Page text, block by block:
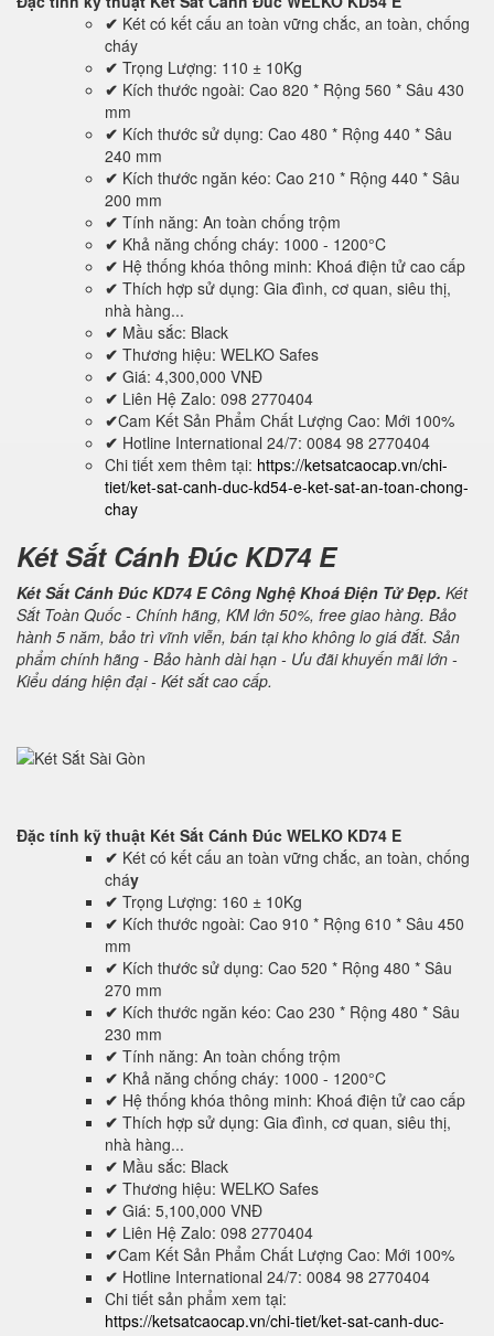
✔ Két có kết cấu an toàn vững chắc, an toàn, chống
cháy
✔ Trọng Lượng: 110 ± 10Kg
✔ Kích thước ngoài: Cao 820 * Rộng 560 * Sâu 430
mm
✔ Kích thước sử dụng: Cao 480 * Rộng 440 * Sâu
240 mm
✔ Kích thước ngăn kéo: Cao 210 * Rộng 440 * Sâu
200 mm
✔ Tính năng: An toàn chống trộm
✔ Khả năng chống cháy: 1000 - 1200°C
✔ Hệ thống khóa thông minh: Khoá điện tử cao cấp
✔ Thích hợp sử dụng: Gia đình, cơ quan, siêu thị,
nhà hàng...
✔ Mầu sắc: Black
✔ Thương hiệu: WELKO Safes
✔ Giá: 4,300,000 VNĐ
✔ Liên Hệ Zalo: 098 2770404
✔Cam Kết Sản Phẩm Chất Lượng Cao: Mới 100%
✔ Hotline International 24/7: 0084 98 2770404
Chi tiết xem thêm tại: https://ketsatcaocap.vn/chi-
tiet/ket-sat-canh-duc-kd54-e-ket-sat-an-toan-chong-
chay
Két Sắt Cánh Đúc KD74 E
Két Sắt Cánh Đúc KD74 E Công Nghệ Khoá Điện Tử Đẹp. Két
Sắt Toàn Quốc - Chính hãng, KM lớn 50%, free giao hàng. Bảo
hành 5 năm, bảo trì vĩnh viễn, bán tại kho không lo giá đắt. Sản
phẩm chính hãng - Bảo hành dài hạn - Ưu đãi khuyến mãi lớn -
Kiểu dáng hiện đại - Két sắt cao cấp.
Đặc tính kỹ thuật Két Sắt Cánh Đúc WELKO KD74 E
✔ Két có kết cấu an toàn vững chắc, an toàn, chống
cháy
✔ Trọng Lượng: 160 ± 10Kg
✔ Kích thước ngoài: Cao 910 * Rộng 610 * Sâu 450
mm
✔ Kích thước sử dụng: Cao 520 * Rộng 480 * Sâu
270 mm
✔ Kích thước ngăn kéo: Cao 230 * Rộng 480 * Sâu
230 mm
✔ Tính năng: An toàn chống trộm
✔ Khả năng chống cháy: 1000 - 1200°C
✔ Hệ thống khóa thông minh: Khoá điện tử cao cấp
✔ Thích hợp sử dụng: Gia đình, cơ quan, siêu thị,
nhà hàng...
✔ Mầu sắc: Black
✔ Thương hiệu: WELKO Safes
✔ Giá: 5,100,000 VNĐ
✔ Liên Hệ Zalo: 098 2770404
✔Cam Kết Sản Phẩm Chất Lượng Cao: Mới 100%
✔ Hotline International 24/7: 0084 98 2770404
Chi tiết sản phẩm xem tại:
https://ketsatcaocap.vn/chi-tiet/ket-sat-canh-duc-